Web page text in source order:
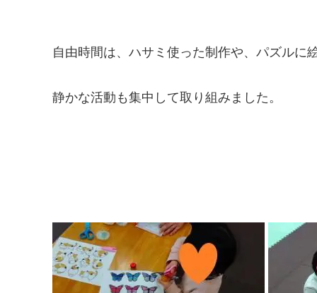
自由時間は、ハサミ使った制作や、パズルに
静かな活動も集中して取り組みました。